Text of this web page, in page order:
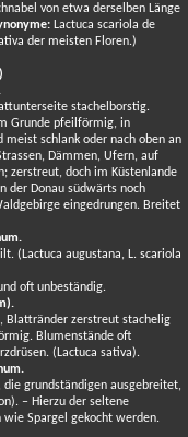
von etwa derselben Länge
Lactuca scariola de
der meisten Floren.)
stachelborstig.
Grunde pfeilförmig, in
schlank oder nach oben an
Dämmen, Ufern, auf
zerstreut, doch im Küstenlande
der Donau südwärts noch
eingedrungen. Breitet
(Lactuca augustana, L. scariola
oft unbeständig.
Blattränder zerstreut stachelig
Blumenstände oft
(Lactuca sativa).
grundständigen ausgebreitet,
– Hierzu der seltene
Spargel gekocht werden.